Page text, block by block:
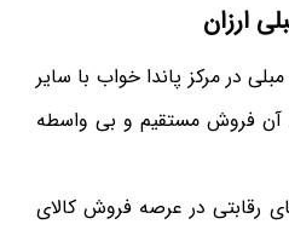
ارزان
در مرکز پاندا خواب با سایر
آن فروش مستقیم و بی واسطه
رقابتی در عرصه فروش کالای